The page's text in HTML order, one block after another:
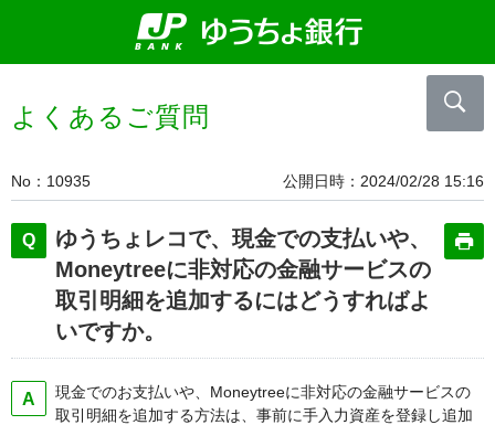
よくあるご質問
No 10935 公開日時 2024/02/28 15:16
ゆうちょレコで、現金での支払いや、
Moneytreeに非対応の金融サービスの
取引明細を追加するにはどうすればよ
いですか。
現金でのお支払いや、Moneytreeに非対応の金融サービスの
取引明細を追加する方法は、事前に手入力資産を登録し追加